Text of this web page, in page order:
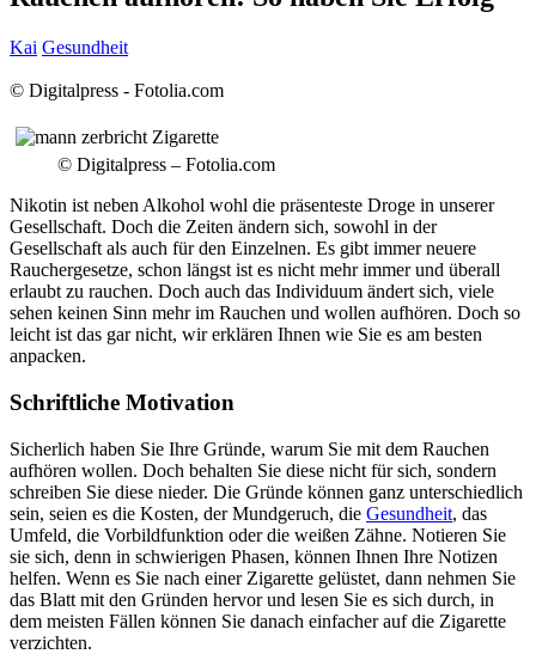
Kai Gesundheit
© Digitalpress - Fotolia.com
© Digitalpress – Fotolia.com
Nikotin ist neben Alkohol wohl die präsenteste Droge in unserer
Gesellschaft. Doch die Zeiten ändern sich, sowohl in der
Gesellschaft als auch für den Einzelnen. Es gibt immer neuere
Rauchergesetze, schon längst ist es nicht mehr immer und überall
erlaubt zu rauchen. Doch auch das Individuum ändert sich, viele
sehen keinen Sinn mehr im Rauchen und wollen aufhören. Doch so
leicht ist das gar nicht, wir erklären Ihnen wie Sie es am besten
anpacken.
Schriftliche Motivation
Sicherlich haben Sie Ihre Gründe, warum Sie mit dem Rauchen
aufhören wollen. Doch behalten Sie diese nicht für sich, sondern
schreiben Sie diese nieder. Die Gründe können ganz unterschiedlich
sein, seien es die Kosten, der Mundgeruch, die Gesundheit, das
Umfeld, die Vorbildfunktion oder die weißen Zähne. Notieren Sie
sie sich, denn in schwierigen Phasen, können Ihnen Ihre Notizen
helfen. Wenn es Sie nach einer Zigarette gelüstet, dann nehmen Sie
das Blatt mit den Gründen hervor und lesen Sie es sich durch, in
dem meisten Fällen können Sie danach einfacher auf die Zigarette
verzichten.